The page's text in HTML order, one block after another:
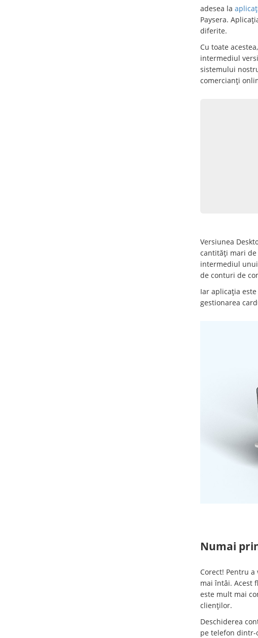
adesea la
Paysera.
diferite.
Cu toate
intermediul
sistemului
comercianți
Versiunea
cantități mari de
intermediul
de conturi de
Iar aplicația
gestionarea
Numai
Corect! Pentru
mai întâi. Acest
este mult mai
clienților.
Deschiderea
pe telefon dintr-